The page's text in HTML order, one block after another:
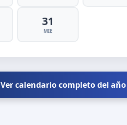
31
MIE
Ver calendario completo del